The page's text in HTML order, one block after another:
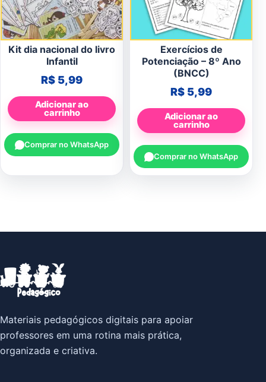
Kit dia nacional do livro
Infantil
R$ 5,99
Adicionar ao
carrinho
Comprar no WhatsApp
Exercícios de
Potenciação – 8º Ano
(BNCC)
R$ 5,99
Adicionar ao
carrinho
Comprar no WhatsApp
Materiais pedagógicos digitais para apoiar
professores em uma rotina mais prática,
organizada e criativa.